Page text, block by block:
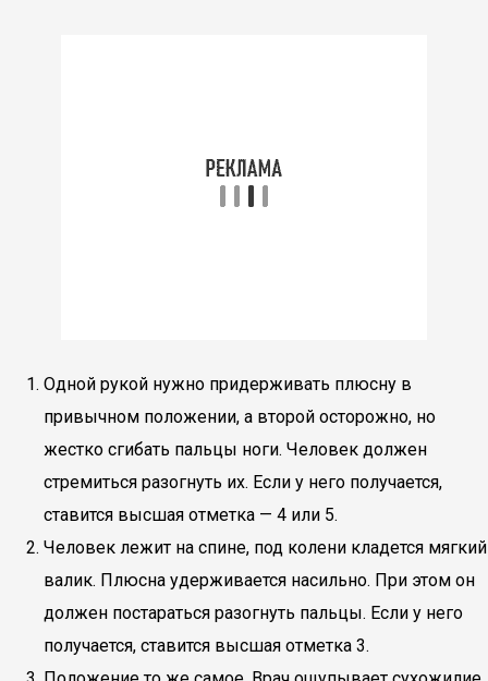
Одной рукой нужно придерживать плюсну в
привычном положении, а второй осторожно, но
жестко сгибать пальцы ноги. Человек должен
стремиться разогнуть их. Если у него получается,
ставится высшая отметка — 4 или 5.
Человек лежит на спине, под колени кладется мягкий
валик. Плюсна удерживается насильно. При этом он
должен постараться разогнуть пальцы. Если у него
получается, ставится высшая отметка 3.